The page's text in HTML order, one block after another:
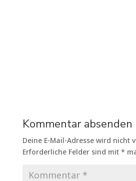
Kommentar absenden
Deine E-Mail-Adresse wird nicht
Erforderliche Felder sind mit *